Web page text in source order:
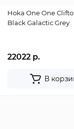
Hoka One One
Black Galactic Grey
22022 р.
В